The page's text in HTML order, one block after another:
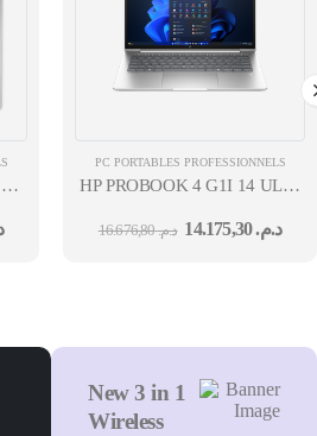
PC PORTABLES PROFESSIONNELS
HP PROBOOK 4 G1I 14
د.م.16.676,80 د.م.14.175,30
New 3 in 1
Wireless